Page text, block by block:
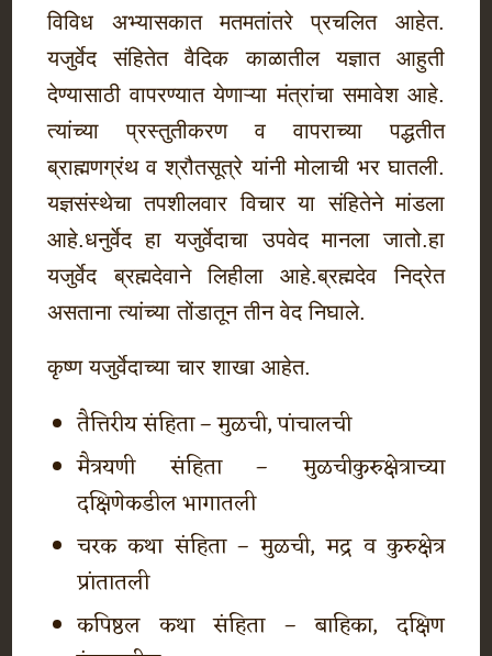
विविध अभ्यासकात मतमतांतरे प्रचलित आहेत.
यजुर्वेद संहितेत वैदिक काळातील यज्ञात आहुती
देण्यासाठी वापरण्यात येणाऱ्या मंत्रांचा समावेश आहे.
त्यांच्या प्रस्तुतीकरण व वापराच्या पद्धतीत
ब्राह्मणग्रंथ व श्रौतसूत्रे यांनी मोलाची भर घातली.
यज्ञसंस्थेचा तपशीलवार विचार या संहितेने मांडला
आहे.धनुर्वेद हा यजुर्वेदाचा उपवेद मानला जातो.हा
यजुर्वेद ब्रह्मदेवाने लिहीला आहे.ब्रह्मदेव निद्रेत
असताना त्यांच्या तोंडातून तीन वेद निघाले.
कृष्ण यजुर्वेदाच्या चार शाखा आहेत.
तैत्तिरीय संहिता – मुळची, पांचालची
मैत्रयणी संहिता – मुळचीकुरुक्षेत्राच्या
दक्षिणेकडील भागातली
चरक कथा संहिता – मुळची, मद्र व कुरुक्षेत्र
प्रांतातली
कपिष्ठल कथा संहिता – बाहिका, दक्षिण